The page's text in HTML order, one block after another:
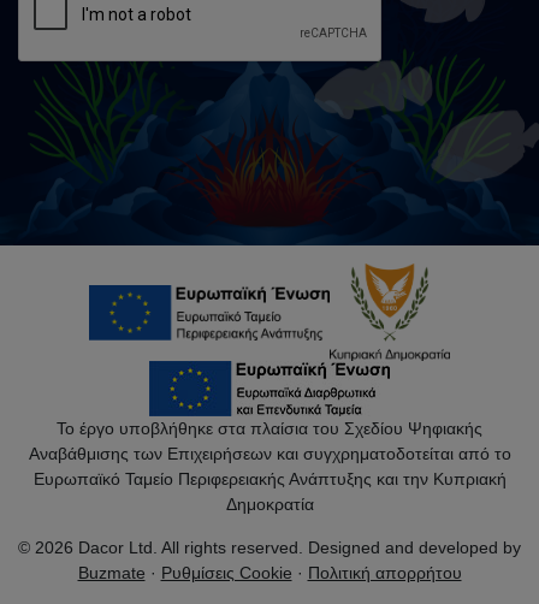
Το έργο υποβλήθηκε στα πλαίσια του Σχεδίου Ψηφιακής
Αναβάθμισης των Επιχειρήσεων και συγχρηματοδοτείται από το
Ευρωπαϊκό Ταμείο Περιφερειακής Ανάπτυξης και την Κυπριακή
Δημοκρατία
© 2026 Dacor Ltd. All rights reserved. Designed and developed by
Buzmate · Ρυθμίσεις Cookie · Πολιτική απορρήτου